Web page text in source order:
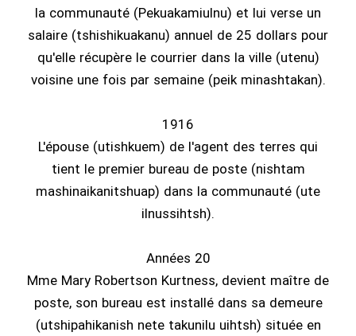
la communauté (Pekuakamiulnu) et lui verse un
salaire (tshishikuakanu) annuel de 25 dollars pour
qu'elle récupère le courrier dans la ville (utenu)
voisine une fois par semaine (peik minashtakan).
1916
L'épouse (utishkuem) de l'agent des terres qui
tient le premier bureau de poste (nishtam
mashinaikanitshuap) dans la communauté (ute
ilnussihtsh).
Années 20
Mme Mary Robertson Kurtness, devient maître de
poste, son bureau est installé dans sa demeure
(utshipahikanish nete takunilu uihtsh) située en